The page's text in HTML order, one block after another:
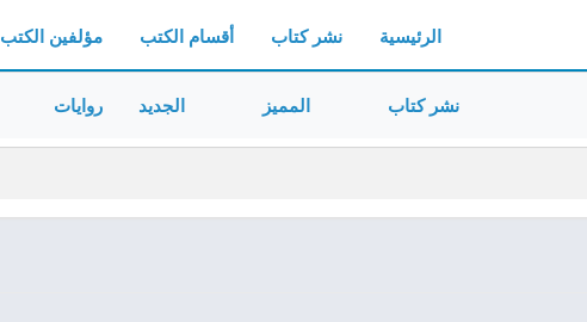
الرئيسية نشر كتاب أقسام الكتب مؤلفين الكتب
نشر كتاب المميز الجديد روايات